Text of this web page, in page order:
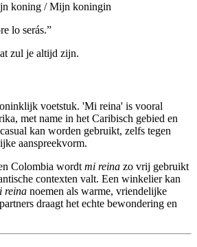
koning / Mijn koningin
lo serás.”
zul je altijd zijn.
voetstuk. 'Mi reina' is vooral
met name in het Caribisch gebied en
kan worden gebruikt, zelfs tegen
aanspreekvorm.
Colombia wordt mi reina zo vrij gebruikt
contexten valt. Een winkelier kan
reina noemen als warme, vriendelijke
draagt het echte bewondering en